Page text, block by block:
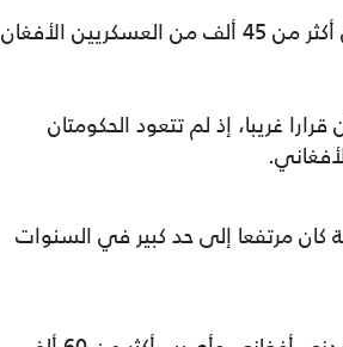
وكان الرئيس الأفغاني قد قال في وقت سابق من العام الحالي إن أكثر من 45 ألف من العسكريين الأفغان
غريبا، إذ لم تتعود الحكومتان
مرتفعا إلى حد كبير في السنوات